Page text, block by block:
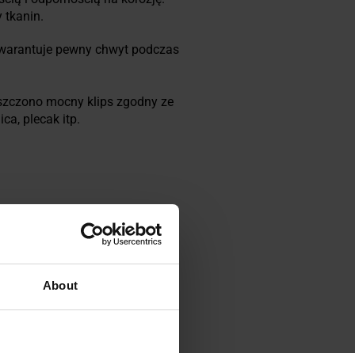
About
tkanin.
pewny chwyt podczas
mocny klips zgodny ze
plecak itp.